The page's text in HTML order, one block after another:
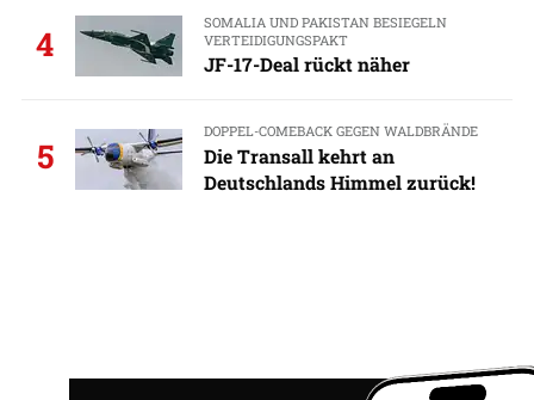
4
SOMALIA UND PAKISTAN BESIEGELN
VERTEIDIGUNGSPAKT
JF-17-Deal rückt näher
5
DOPPEL-COMEBACK GEGEN WALDBRÄNDE
Die Transall kehrt an
Deutschlands Himmel zurück!